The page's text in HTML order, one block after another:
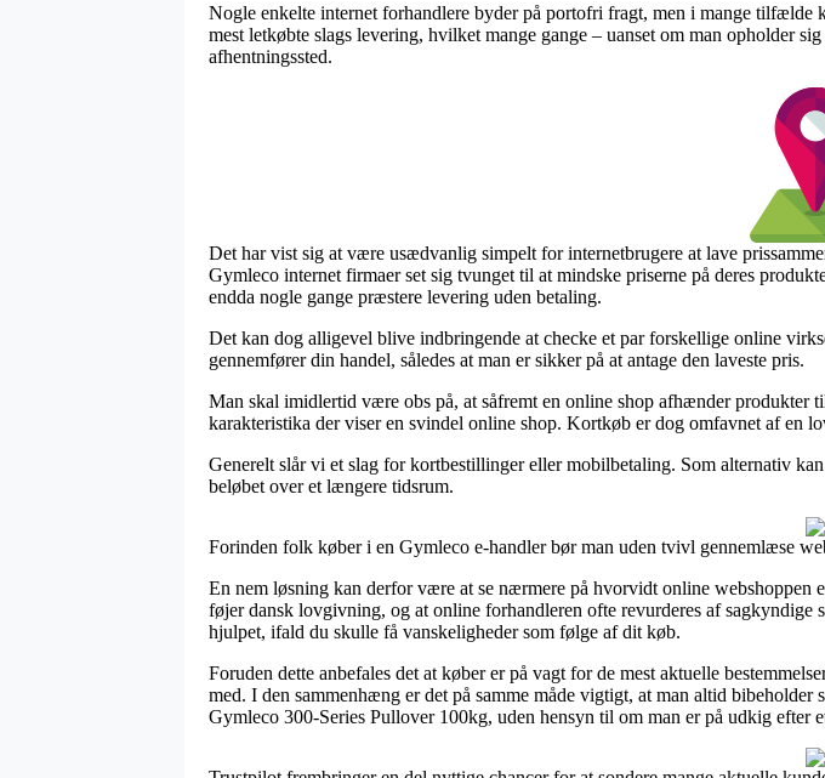
Nogle enkelte internet forhandlere byder på portofri fragt, men i mange
mest letkøbte slags levering, hvilket mange gange – uanset om man opholder
afhentningssted.
Det har vist sig at være usædvanlig simpelt for internetbrugere at lave
Gymleco internet firmaer set sig tvunget til at mindske priserne på deres
endda nogle gange præstere levering uden betaling.
Det kan dog alligevel blive indbringende at checke et par forskellige online
gennemfører din handel, således at man er sikker på at antage den laveste pris.
Man skal imidlertid være obs på, at såfremt en online shop afhænder
karakteristika der viser en svindel online shop. Kortkøb er dog omfavnet af en
Generelt slår vi et slag for kortbestillinger eller mobilbetaling. Som alternativ
beløbet over et længere tidsrum.
Forinden folk køber i en Gymleco e-handler bør man uden tvivl gennemlæse
En nem løsning kan derfor være at se nærmere på hvorvidt online
føjer dansk lovgivning, og at online forhandleren ofte revurderes af
hjulpet, ifald du skulle få vanskeligheder som følge af dit køb.
Foruden dette anbefales det at køber er på vagt for de mest aktuelle
med. I den sammenhæng er det på samme måde vigtigt, at man altid
Gymleco 300-Series Pullover 100kg, uden hensyn til om man er på udkig efter